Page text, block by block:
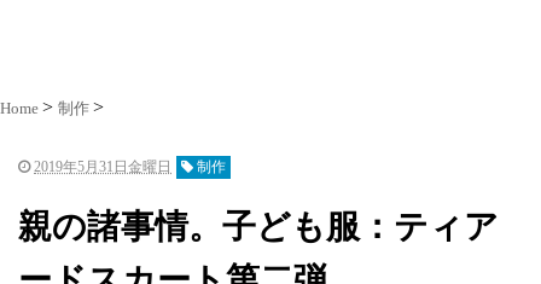
Home 制作
2019年5月31日金曜日 制作
親の諸事情。子ども服：ティア